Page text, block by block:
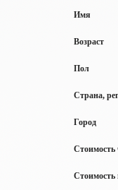
Имя
Возраст
Пол
Страна,
Город
Стоимость
Стоимость